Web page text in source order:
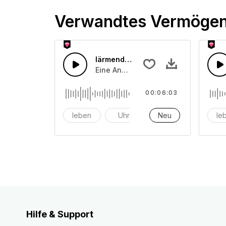
Verwandtes
lärmende Menschen 19
Eine Ansammlung lärmenden und
leben Uhr Alarm
00:06:03
Neu
Hilfe & Support